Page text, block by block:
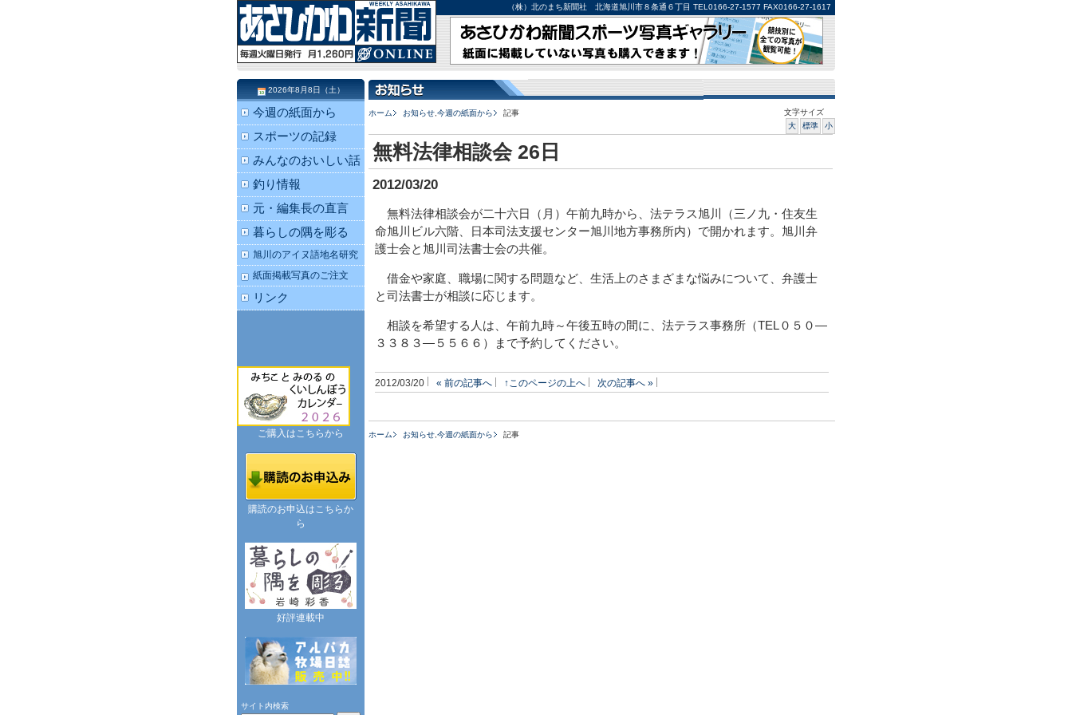
（株）北のまち新聞社 北海道旭川市８条通６丁目 TEL0166-27-1577 FAX0166-27-1617
ホーム お知らせ 今週の紙面から 記事
文字サイズ
大
標準 小
無料法律相談会 26日
2012/03/20
無料法律相談会が二十六日（月）午前九時から、法テラス旭川（三ノ九・住友生
命旭川ビル六階、日本司法支援センター旭川地方事務所内）で開かれます。旭川弁
護士会と旭川司法書士会の共催。
借金や家庭、職場に関する問題など、生活上のさまざまな悩みについて、弁護士
と司法書士が相談に応じます。
相談を希望する人は、午前九時～午後五時の間に、法テラス事務所（TEL０５０―
３３８３―５５６６）まで予約してください。
2012/03/20 « 前の記事へ ↑このページの上へ 次の記事へ »
ホーム お知らせ 今週の紙面から 記事
2026年8月8日（土）
今週の紙面から
スポーツの記録
みんなのおいしい話
釣り情報
元・編集長の直言
暮らしの隅を彫る
旭川のアイヌ語地名研究
紙面掲載写真のご注文
リンク
ご購入はこちらから
購読のお申込はこちらか
ら
好評連載中
サイト内検索